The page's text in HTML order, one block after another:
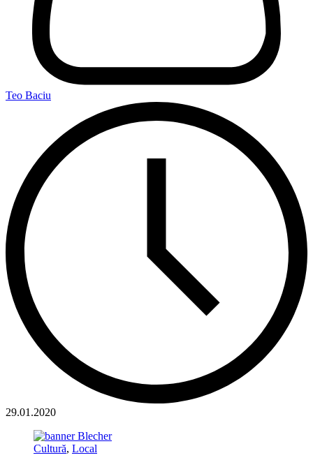
Teo Baciu
29.01.2020
Cultură, Local